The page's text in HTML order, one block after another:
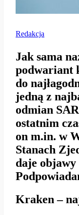
Redakcja
Jak sama
podwariant
do
jedną z
odmian
ostatnim
on m.in. w
Stanach
daje objawy
Kraken –